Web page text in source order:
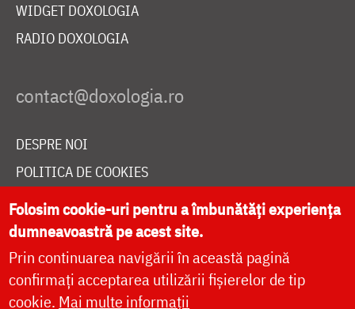
WIDGET DOXOLOGIA
RADIO DOXOLOGIA
DESPRE NOI
POLITICA DE COOKIES
DONEAZĂ ONLINE PENTRU CATEDRALA NAȚIONALĂ
LIVE
Folosim cookie-uri pentru a îmbunătăți experiența
dumneavoastră pe acest site.
Prin continuarea navigării în această pagină
confirmați acceptarea utilizării fișierelor de tip
cookie. Mai multe informații